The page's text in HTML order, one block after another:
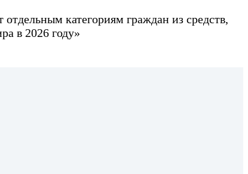
категориям граждан из средств,
в 2026 году»